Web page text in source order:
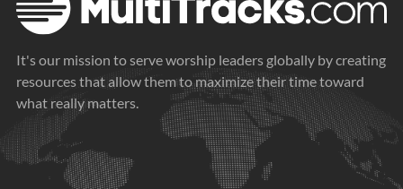
It's our mission to serve worship leaders globally by creating
resources that allow them to maximize their time toward
what really matters.